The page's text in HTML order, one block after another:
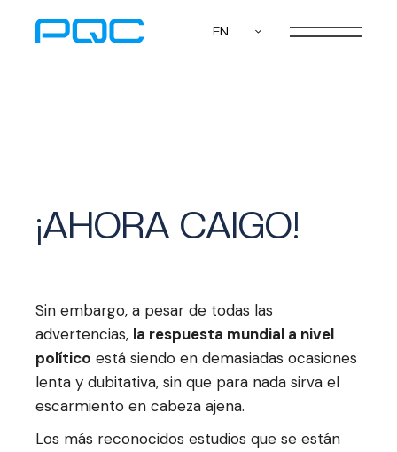
EN
¡AHORA CAIGO!
Sin embargo, a pesar de todas las
advertencias, la respuesta mundial a nivel
político está siendo en demasiadas ocasiones
lenta y dubitativa, sin que para nada sirva el
escarmiento en cabeza ajena.
Los más reconocidos estudios que se están